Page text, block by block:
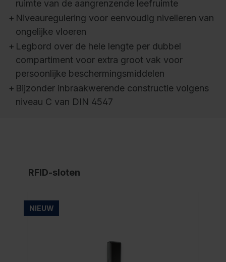
ruimte van de aangrenzende leefruimte
+ Niveauregulering voor eenvoudig nivelleren van
ongelijke vloeren
+ Legbord over de hele lengte per dubbel
compartiment voor extra groot vak voor
persoonlijke beschermingsmiddelen
+ Bijzonder inbraakwerende constructie volgens
niveau C van DIN 4547
RFID-sloten
NIEUW